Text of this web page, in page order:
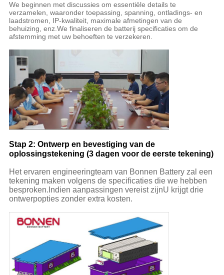
We beginnen met discussies om essentiële details te
verzamelen, waaronder toepassing, spanning, ontladings- en
laadstromen, IP-kwaliteit, maximale afmetingen van de
behuizing, enz.We finaliseren de batterij specificaties om de
afstemming met uw behoeften te verzekeren.
Stap 2: Ontwerp en bevestiging van de
oplossingstekening (3 dagen voor de eerste tekening)
Het ervaren engineeringteam van Bonnen Battery zal een
tekening maken volgens de specificaties die we hebben
besproken.Indien aanpassingen vereist zijnU krijgt drie
ontwerpopties zonder extra kosten.